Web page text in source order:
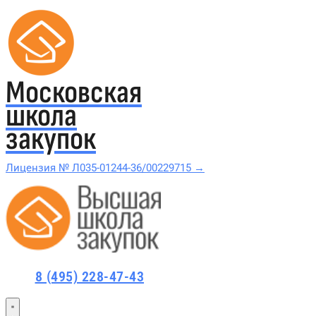
Московская
школа
закупок
Лицензия № Л035-01244-36/00229715 →
Проверить в реестре Рособрнадзора →
Курсы по 44-ФЗ
8 (495) 228-47-43